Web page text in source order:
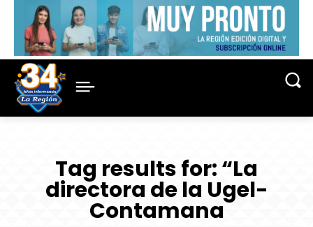
Tag results for:“La
directora de la Ugel-
Contamana